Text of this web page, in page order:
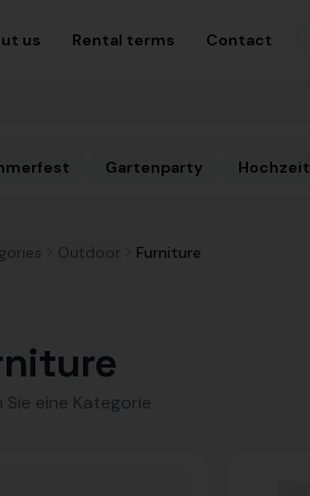
us Rental terms Contact
Gartenparty Hochzeit
Outdoor Furniture
Sie eine Kategorie